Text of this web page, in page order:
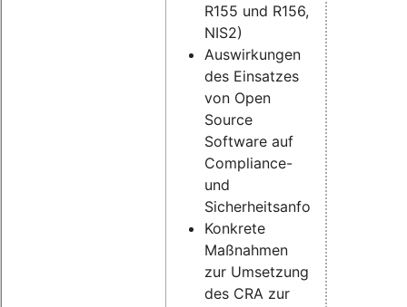
R155 und R156,
NIS2)
Auswirkungen
des Einsatzes
von Open
Source
Software auf
Compliance-
und
Sicherheitsanforderungen
Konkrete
Maßnahmen
zur Umsetzung
des CRA zur